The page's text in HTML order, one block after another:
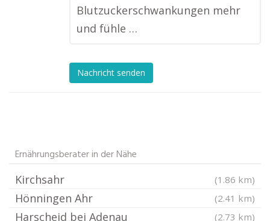
Blutzuckerschwankungen mehr
und fühle …
Nachricht senden
Ernährungsberater in der Nähe
Kirchsahr (1.86 km)
Hönningen Ahr (2.41 km)
Harscheid bei Adenau (2.73 km)